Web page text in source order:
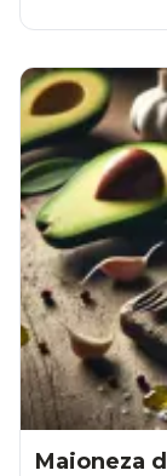
Maioneza